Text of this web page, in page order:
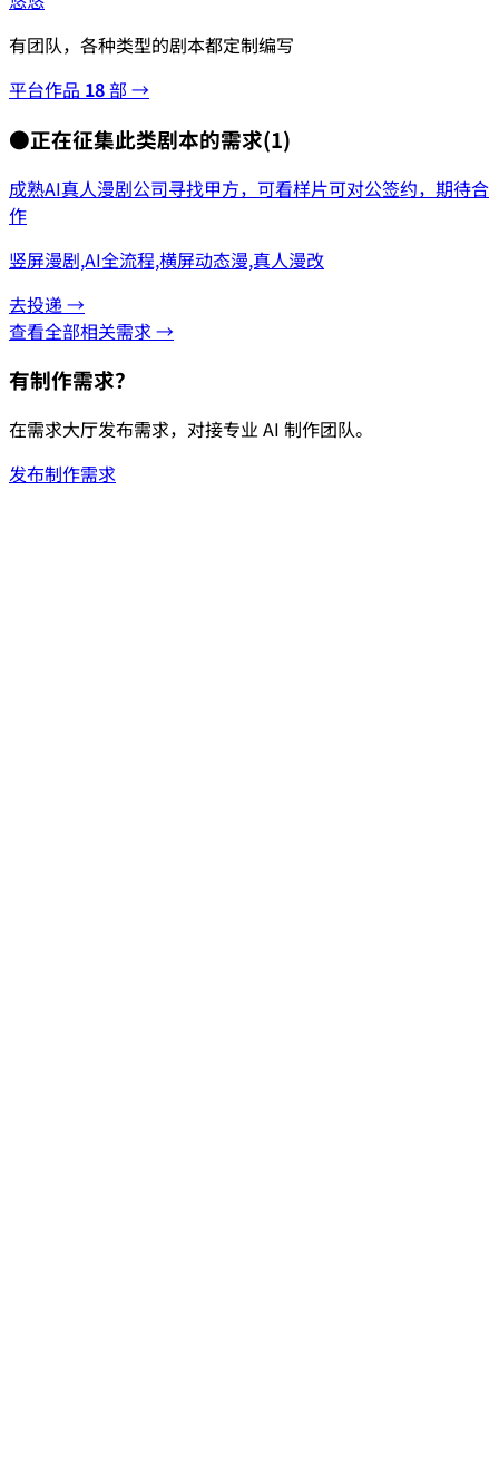
有团队，各种类型的剧本都定制编写
平台作品 18部 →
●正在征集此类剧本的需求(1)
成熟AI真人漫剧公司寻找甲方，可看样片可对公签约，期待合
作
竖屏漫剧,AI全流程,横屏动态漫,真人漫改
去投递 →
查看全部相关需求 →
有制作需求？
在需求大厅发布需求，对接专业 AI 制作团队。
发布制作需求